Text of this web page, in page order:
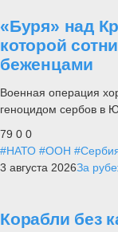
«Буря» над
которой
беженцами
Военная операция
геноцидом сербов в
79 0 0
#НАТО #ООН
3 августа 2026За
Корабли без